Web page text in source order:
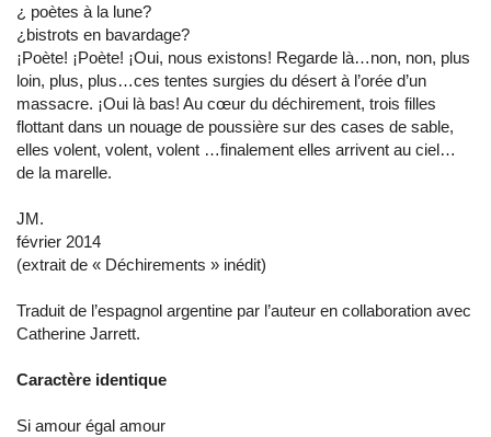
¿ poètes à la lune?
¿bistrots en bavardage?
¡Poète! ¡Poète! ¡Oui, nous existons! Regarde là…non, non, plus
loin, plus, plus…ces tentes surgies du désert à l’orée d’un
massacre. ¡Oui là bas! Au cœur du déchirement, trois filles
flottant dans un nouage de poussière sur des cases de sable,
elles volent, volent, volent …finalement elles arrivent au ciel…
de la marelle.
JM.
février 2014
(extrait de « Déchirements » inédit)
Traduit de l’espagnol argentine par l’auteur en collaboration avec
Catherine Jarrett.
Caractère identique
Si amour égal amour